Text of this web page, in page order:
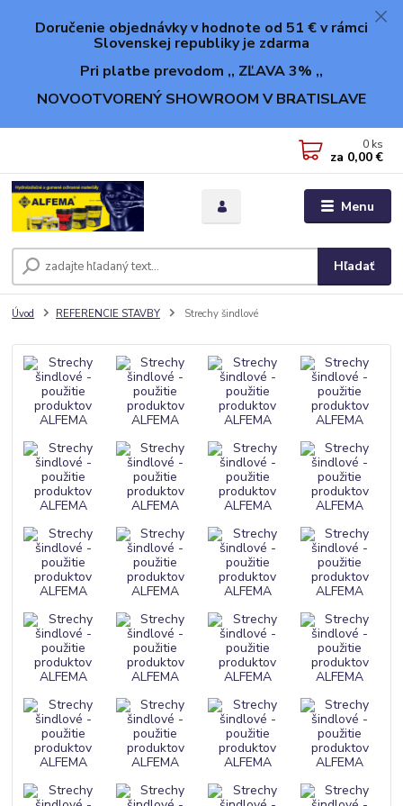
Doručenie objednávky v hodnote od 51 € v rámci
Slovenskej republiky je zdarma
Pri platbe prevodom ,, ZĽAVA 3% ,,
NOVOOTVORENÝ SHOWROOM V BRATISLAVE
Menu
Hľadať
0 ks
za 0,00 €
Úvod REFERENCIE STAVBY Strechy šindlové